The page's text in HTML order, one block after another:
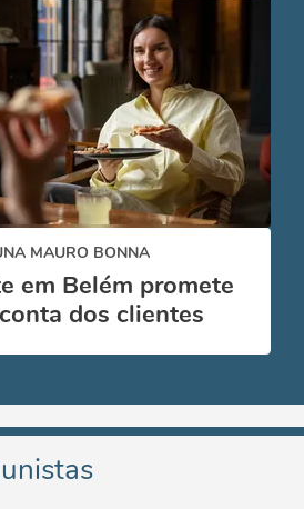
MAURO BONNA
em Belém promete
dos clientes